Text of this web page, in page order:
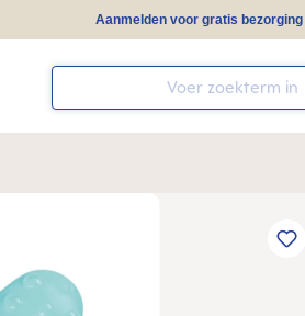
Aanmelden voor gratis